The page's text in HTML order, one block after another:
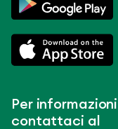
Per informazioni
contattaci al